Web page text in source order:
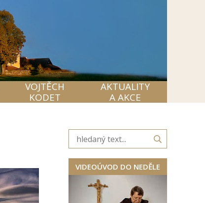
VOJTĚCH
KODET
AKTUALITY
A AKCE
VIDEOÚVOD DO NEDĚLE